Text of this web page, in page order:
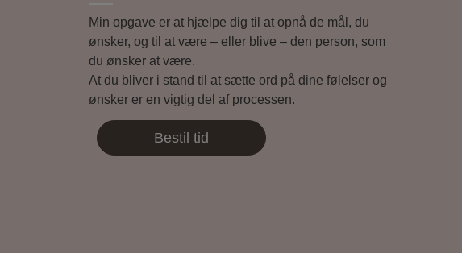
Min opgave er at hjælpe dig til at opnå de mål, du
ønsker, og til at være – eller blive – den person, som
du ønsker at være.
At du bliver i stand til at sætte ord på dine følelser og
ønsker er en vigtig del af processen.
Bestil tid